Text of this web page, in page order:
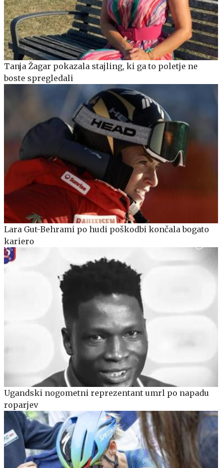
Tanja Žagar pokazala stajling, ki ga to poletje ne
boste spregledali
Lara Gut-Behrami po hudi poškodbi končala bogato
kariero
Ugandski nogometni reprezentant umrl po napadu
roparjev